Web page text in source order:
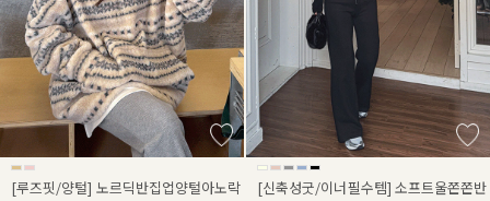
[루즈핏/양털] 노르딕반집업양털아노락
[신축성굿/이너필수템] 소프트울쫀쫀반